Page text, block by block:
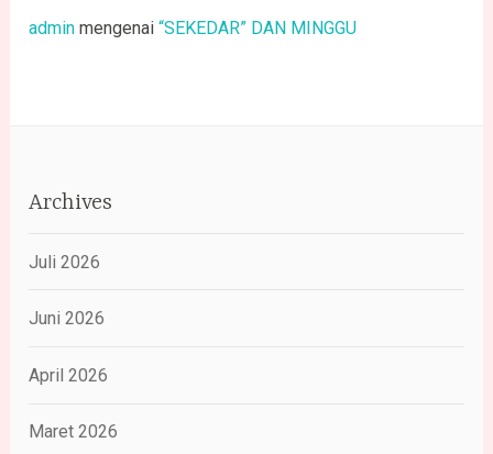
admin mengenai“SEKEDAR” DAN MINGGU
Archives
Juli 2026
Juni 2026
April 2026
Maret 2026